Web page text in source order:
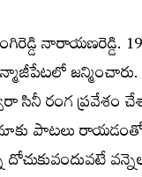
నారాయణరెడ్డి.
జన్మించారు.
సినీ రంగ ప్రవేశం
పాటలు రాయడంతో